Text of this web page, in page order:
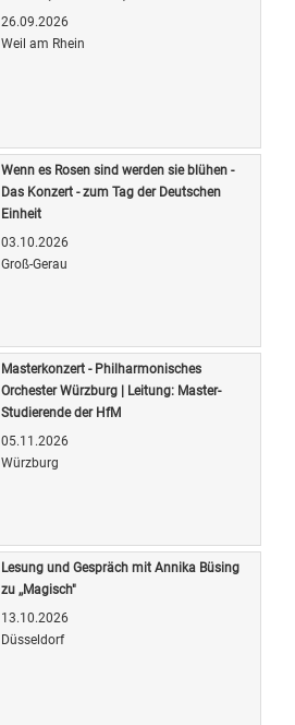
26.09.2026
Weil am Rhein
Wenn es Rosen sind werden sie blühen -
Das Konzert - zum Tag der Deutschen
Einheit
03.10.2026
Groß-Gerau
Masterkonzert - Philharmonisches
Orchester Würzburg | Leitung: Master-
Studierende der HfM
05.11.2026
Würzburg
Lesung und Gespräch mit Annika Büsing
zu ,,Magisch"
13.10.2026
Düsseldorf